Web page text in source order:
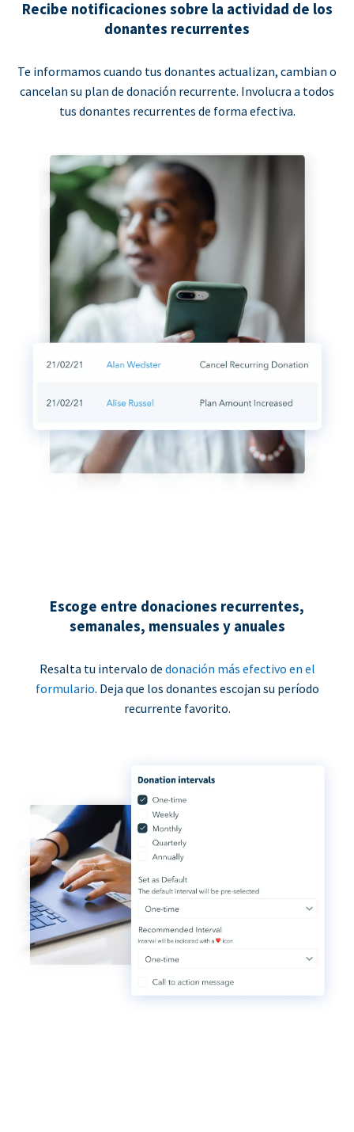
Recibe notificaciones sobre la actividad de los
donantes recurrentes
Te informamos cuando tus donantes actualizan, cambian o
cancelan su plan de donación recurrente. Involucra a todos
tus donantes recurrentes de forma efectiva.
Escoge entre donaciones recurrentes,
semanales, mensuales y anuales
Resalta tu intervalo de donación más efectivo en el
formulario. Deja que los donantes escojan su período
recurrente favorito.